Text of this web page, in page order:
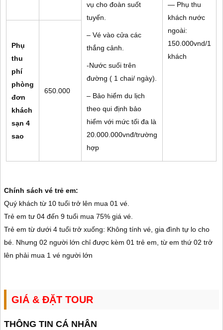
vụ cho đoàn suốt
tuyến.
– Vé vào cửa các
thắng cảnh.
-Nước suối trên
đường ( 1 chai/ ngày).
– Bảo hiểm du lịch
theo qui định bảo
hiểm với mức tối đa là
20.000.000vnđ/trường
hợp
— Phụ thu
khách nước
ngoài:
150.000vnd/1
khách
Phụ
thu
phí
phòng
đơn
khách
sạn 4
sao
650.000
Chính sách vé trẻ em:
Quý khách từ 10 tuổi trở lên mua 01 vé.
Trẻ em tư 04 đến 9 tuổi mua 75% giá vé.
Trẻ em từ dưới 4 tuổi trở xuống: Không tính vé, gia đình tự lo cho
bé. Nhưng 02 người lớn chỉ được kèm 01 trẻ em, từ em thứ 02 trở
lên phải mua 1 vé người lớn
GIÁ & ĐẶT TOUR
THÔNG TIN CÁ NHÂN